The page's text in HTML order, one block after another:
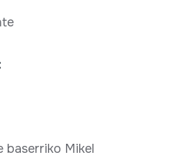
baserriko Mikel